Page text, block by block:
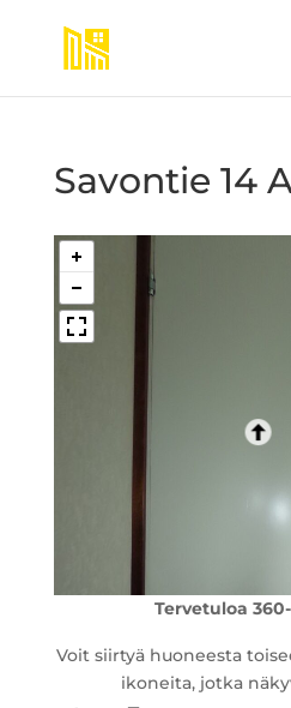
Savontie 14
Tervetuloa
Voit siirtyä huoneesta
ikoneita, jotka